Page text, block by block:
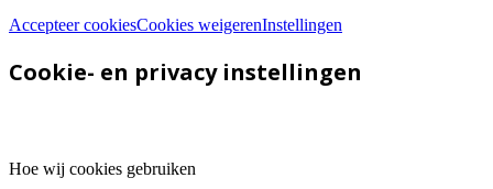
Accepteer cookiesCookies weigerenInstellingen
Cookie- en privacy instellingen
Hoe wij cookies gebruiken